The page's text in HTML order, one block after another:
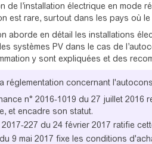
de l’installation électrique en
est rare, surtout dans les pays où
aborde en détail les installations
systèmes PV dans le cas de
y sont expliquées et des
réglementation concernant
n° 2016-1019 du 27 juillet 2016
et encadre son statut.
2017-227 du 24 février 2017 ratifie
9 mai 2017 fixe les conditions